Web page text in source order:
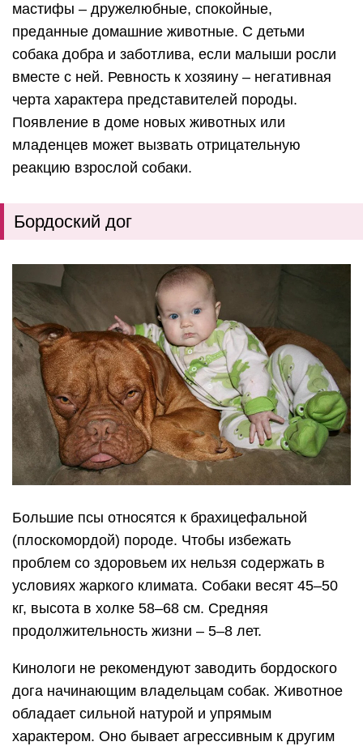
мастифы – дружелюбные, спокойные,
преданные домашние животные. С детьми
собака добра и заботлива, если малыши росли
вместе с ней. Ревность к хозяину – негативная
черта характера представителей породы.
Появление в доме новых животных или
младенцев может вызвать отрицательную
реакцию взрослой собаки.
Бордоский дог
Большие псы относятся к брахицефальной
(плоскомордой) породе. Чтобы избежать
проблем со здоровьем их нельзя содержать в
условиях жаркого климата. Собаки весят 45–50
кг, высота в холке 58–68 см. Средняя
продолжительность жизни – 5–8 лет.
Кинологи не рекомендуют заводить бордоского
дога начинающим владельцам собак. Животное
обладает сильной натурой и упрямым
характером. Оно бывает агрессивным к другим